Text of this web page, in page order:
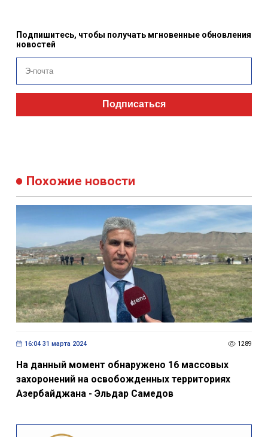
Подпишитесь, чтобы получать мгновенные обновления
новостей
Подписаться
Похожие новости
16:04 31 марта 2024 1289
На данный момент обнаружено 16 массовых
захоронений на освобожденных территориях
Азербайджана - Эльдар Самедов